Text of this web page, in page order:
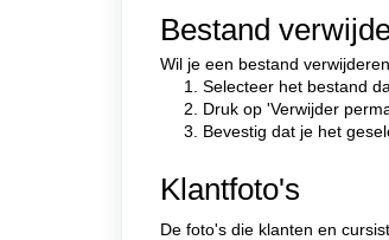
Bestand
Wil je een bestand
1. Selecteer het bestand
2. Druk op 'Verwijder
3. Bevestig dat je het
Klantfoto's
De foto's die klanten en